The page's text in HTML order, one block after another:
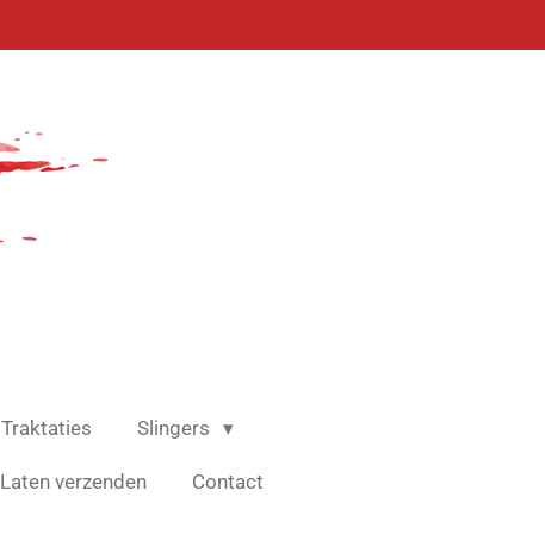
Traktaties Slingers
Laten verzenden Contact